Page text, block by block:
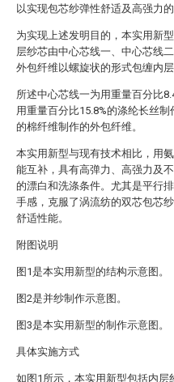
以实现包芯纱弹性舒适及高强力的
为实现上述发明目的，本实用新
层纱芯由中心芯线一、中心芯线
外包纤维以螺旋状的形式包缠内层
所述中心芯线一为用重量百分比
用重量百分比15.8%的涤纶长丝
的棉纤维制作的外包纤维。
本实用新型与现有技术相比，用
能互补，具有高弹力、高强力及
的漂白和洗涤条件。尤其是平行
手感，克服了涡流纺的双芯包芯
舒适性能。
附图说明
图1是本实用新型的结构示意图。
图2是并纱制作示意图。
图3是本实用新型的制作示意图。
具体实施方式
如图1所示，本实用新型包括内层